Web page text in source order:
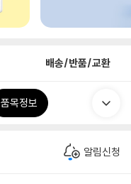
배송/반품/교환
품목정보
알림신청